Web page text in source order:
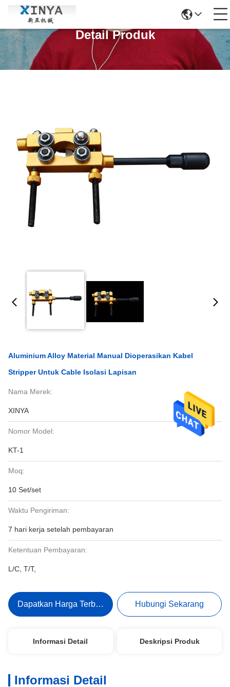
Detail Produk
Aluminium Alloy Material Manual Dioperasikan Kabel
Stripper Untuk Cable Isolasi Lapisan
Nama Merek:
XINYA
Nomor Model:
KT-1
Moq:
10 Set/set
Waktu Pengiriman:
7 hari kerja setelah pembayaran
Ketentuan Pembayaran:
L/C, T/T,
Dapatkan Harga Terbaik Hubungi Sekarang
Informasi Detail Deskripsi Produk
Informasi Detail